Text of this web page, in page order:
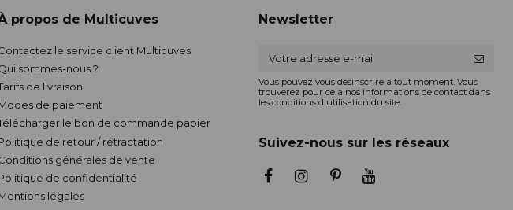
propos de Multicuves
le service client Multicuves
sommes-nous ?
de livraison
de paiement
le bon de commande papier
de retour / rétractation
générales de vente
de confidentialité
légales
Newsletter
Vous pouvez vous désinscrire à tout moment. Vous
trouverez pour cela nos informations de contact dans
les conditions d'utilisation du site.
Suivez-nous sur les réseaux